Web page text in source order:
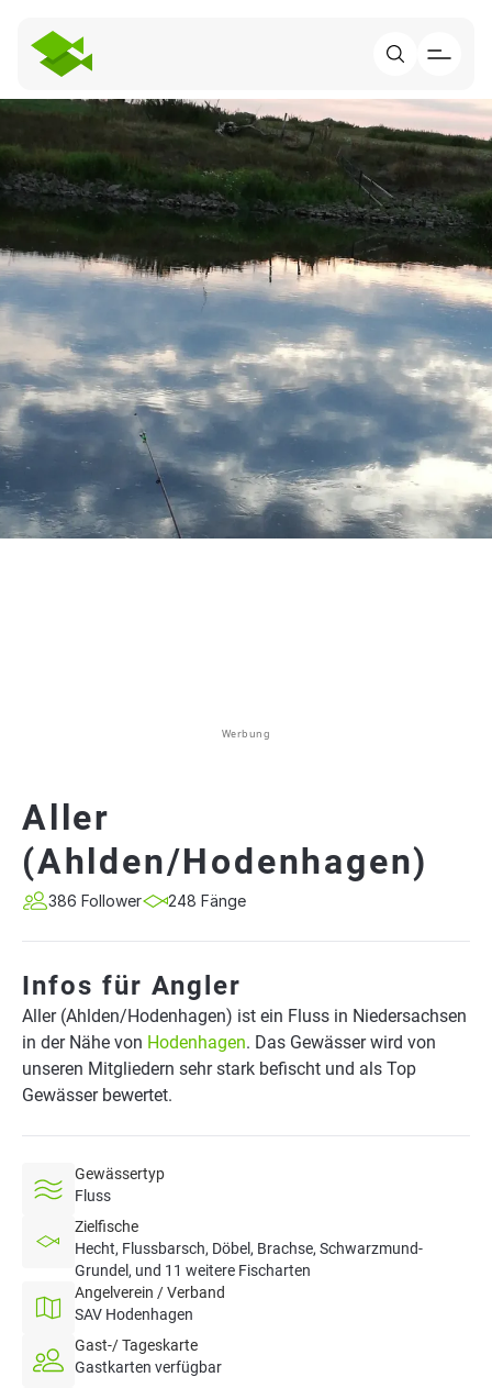
Werbung
Aller
(Ahlden/Hodenhagen)
386 Follower 248 Fänge
Infos für Angler
Aller (Ahlden/Hodenhagen) ist ein Fluss in Niedersachsen
in der Nähe von Hodenhagen. Das Gewässer wird von
unseren Mitgliedern sehr stark befischt und als Top
Gewässer bewertet.
Gewässertyp
Fluss
Zielfische
Hecht, Flussbarsch, Döbel, Brachse, Schwarzmund-
Grundel, und 11 weitere Fischarten
Angelverein / Verband
SAV Hodenhagen
Gast-/ Tageskarte
Gastkarten verfügbar